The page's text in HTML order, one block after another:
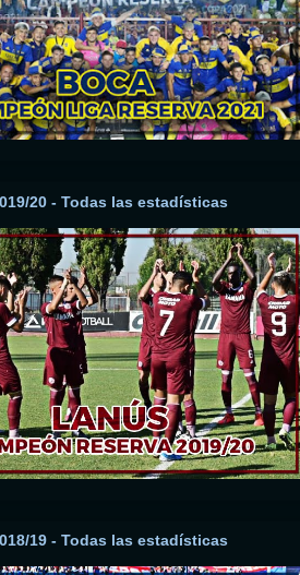
20 - Todas las estadísticas
19 - Todas las estadísticas